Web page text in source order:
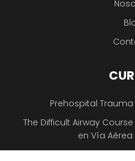
Prehospital Trauma
The Difficult Airway
en Vía Aérea
Emergency